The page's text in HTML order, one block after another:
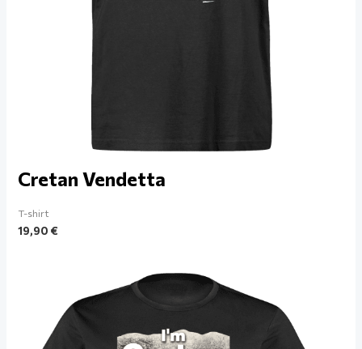
Cretan Vendetta
T-shirt
19,90€